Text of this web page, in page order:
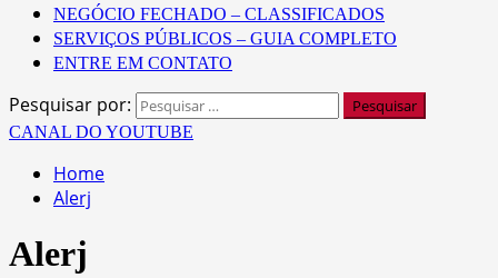
NEGÓCIO FECHADO – CLASSIFICADOS
SERVIÇOS PÚBLICOS – GUIA COMPLETO
ENTRE EM CONTATO
Pesquisar por:
CANAL DO YOUTUBE
Home
Alerj
Alerj